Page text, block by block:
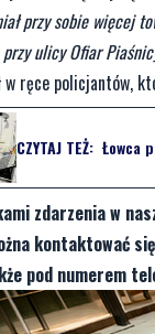
przy sobie więcej
ulicy Ofiar
w ręce policjantów,
CZYTAJ TEŻ: Łowca
zdarzenia w
kontaktować
pod numerem